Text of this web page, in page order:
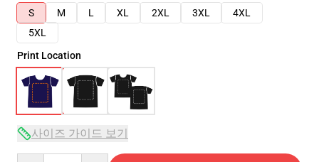
S
M L XL 2XL 3XL
4XL
5XL
Print Location
사이즈 가이드 보기